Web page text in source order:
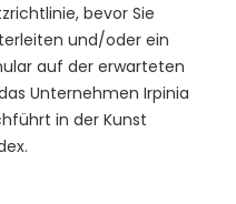
bevor Sie
und/oder ein
auf der erwarteten
Unternehmen Irpinia
in der Kunst